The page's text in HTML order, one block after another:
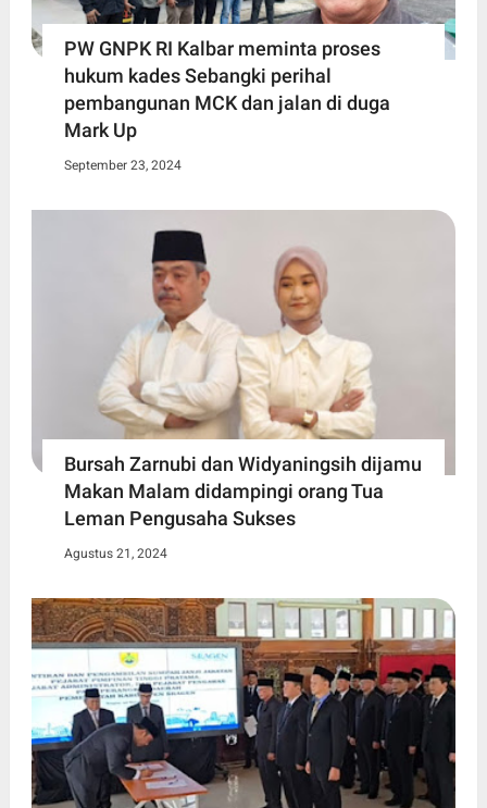
PW GNPK RI Kalbar meminta proses
hukum kades Sebangki perihal
pembangunan MCK dan jalan di duga
Mark Up
September 23, 2024
Bursah Zarnubi dan Widyaningsih dijamu
Makan Malam didampingi orang Tua
Leman Pengusaha Sukses
Agustus 21, 2024